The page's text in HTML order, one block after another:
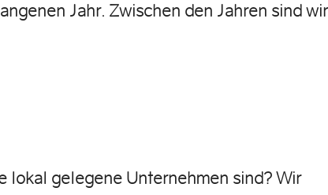
Jahr. Zwischen den Jahren sind
lokal gelegene Unternehmen sind? Wir